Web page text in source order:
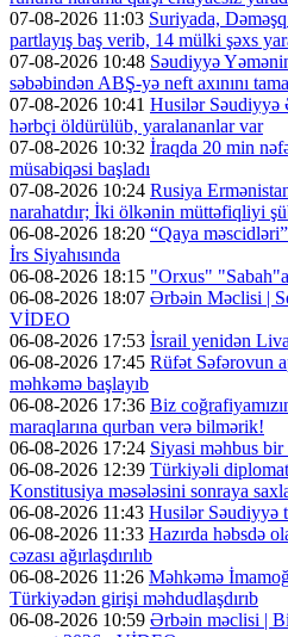
07-08-2026 11:03 Suriyada,
partlayış baş verib, 14 mülki şəxs
07-08-2026 10:48 Səudiyyə
səbəbindən ABŞ-yə neft axınını
07-08-2026 10:41 Husilər Səudiyyə
hərbçi öldürülüb, yaralananlar var
07-08-2026 10:32 İraqda 20 min
müsabiqəsi başladı
07-08-2026 10:24 Rusiya
narahatdır; İki ölkənin müttəfiqliyi
06-08-2026 18:20 “Qaya
İrs Siyahısında
06-08-2026 18:15 "Orxus"
06-08-2026 18:07 Ərbəin Məclisi |
VİDEO
06-08-2026 17:53 İsrail yenidən
06-08-2026 17:45 Rüfət Səfərovun
məhkəmə başlayıb
06-08-2026 17:36 Biz
maraqlarına qurban verə bilmərik!
06-08-2026 17:24 Siyasi məhbus
06-08-2026 12:39 Türkiyəli
Konstitusiya məsələsini sonraya
06-08-2026 11:43 Husilər Səudiyyə
06-08-2026 11:33 Hazırda həbsdə
cəzası ağırlaşdırılıb
06-08-2026 11:26 Məhkəmə
Türkiyədən girişi məhdudlaşdırıb
06-08-2026 10:59 Ərbəin məclisi |